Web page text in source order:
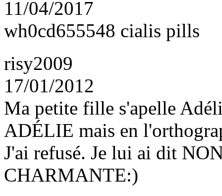
11/04/2017
wh0cd655548 cialis pills
risy2009
17/01/2012
Ma petite fille s'apelle
ADÉLIE mais en
J'ai refusé. Je lui ai dit
CHARMANTE:)